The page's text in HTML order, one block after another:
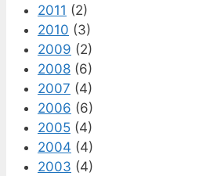
2011 (2)
2010 (3)
2009 (2)
2008 (6)
2007 (4)
2006 (6)
2005 (4)
2004 (4)
2003 (4)